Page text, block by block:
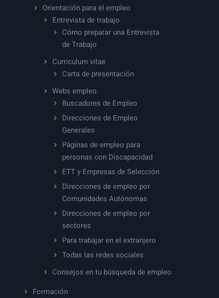
Orientación para el empleo
Entrevista de trabajo
Cómo preparar una Entrevista
de Trabajo
Curriculum vitae
Carta de presentación
Webs empleo
Buscadores de Empleo
Direcciones de Empleo
Generales
Páginas de empleo para
personas con Discapacidad
ETT y Empresas de Selección
Direcciones de empleo por
Comunidades Autónomas
Direcciones de empleo por
sectores
Para trabajar en el extranjero
Todas las redes sociales
Consejos en tu búsqueda de empleo
Formación